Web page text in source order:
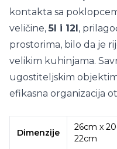
kontakta sa
veličine,5l i 12l,
prostorima, bilo da je
velikim kuhinjama.
ugostiteljskim
efikasna organizacija
Dimenzije
26cm x
22cm